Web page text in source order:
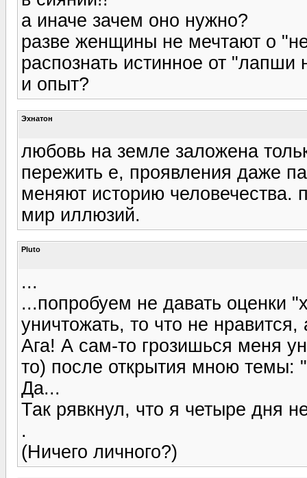
а иначе зачем оно нужно?
разве женщины не мечтают о
распознать истинное от
и опыт?
Эхнатон
любовь на земле заложена
пережить е, проявления даже
меняют историю человечества.
мир иллюзий.
Pluto
...
...попробуем не давать оценки
уничтожать, то что не нравится,
Ага! А сам-то грозишься меня
то) после открытия мною темы:
Да...
Так рявкнул, что я четыре дня
.
(Ничего личного?)